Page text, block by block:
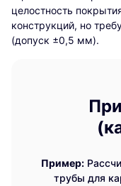
целостность
конструкций, но
(допуск ±0,5 мм).
Пример:
трубы для